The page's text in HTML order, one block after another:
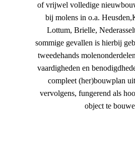
of vrijwel volledige
bij molens in o.a.
Lottum, Brielle,
sommige gevallen is hierbij
tweedehands
vaardigheden en
compleet (her)bouwplan
vervolgens, fungerend als
object te